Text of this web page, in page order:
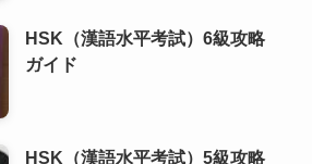
HSK（漢語水平考試）6級攻略
ガイド
HSK（漢語水平考試）5級攻略